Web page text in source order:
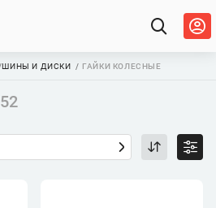
ШИНЫ И ДИСКИ ГАЙКИ КОЛЕСНЫЕ
52